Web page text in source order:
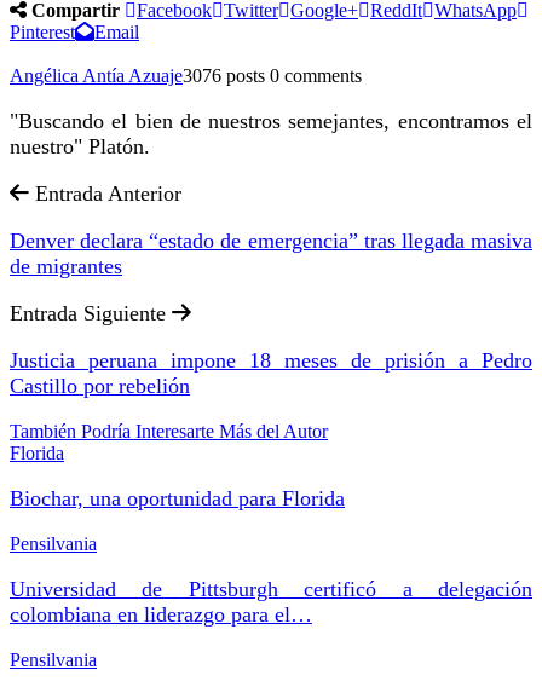
Compartir
Facebook Twitter Google+ ReddIt WhatsApp
Pinterest
Email
Angélica Antía Azuaje3076 posts 0 comments
"Buscando el bien de nuestros semejantes, encontramos el
nuestro" Platón.
Entrada Anterior
Denver declara “estado de emergencia” tras llegada masiva
de migrantes
Entrada Siguiente
Justicia peruana impone 18 meses de prisión a Pedro
Castillo por rebelión
También Podría Interesarte Más del Autor
Florida
Biochar, una oportunidad para Florida
Pensilvania
Universidad de Pittsburgh certificó a delegación
colombiana en liderazgo para el…
Pensilvania